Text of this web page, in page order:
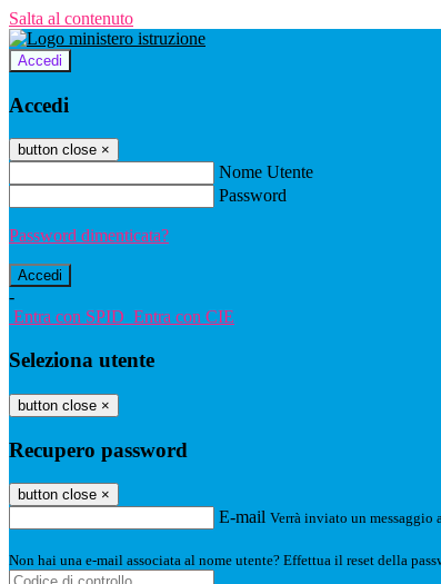
Salta al contenuto
Accedi
Accedi
button close ×
Nome Utente
Password
Password dimenticata?
-
Entra con SPID Entra con CIE
Seleziona utente
button close ×
Recupero password
button close ×
E-mail Verrà inviato un
Non hai una e-mail associata al nome utente? Effettua il reset della